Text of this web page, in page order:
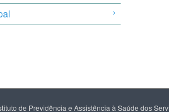
de Previdência e Assistência à Saúde dos